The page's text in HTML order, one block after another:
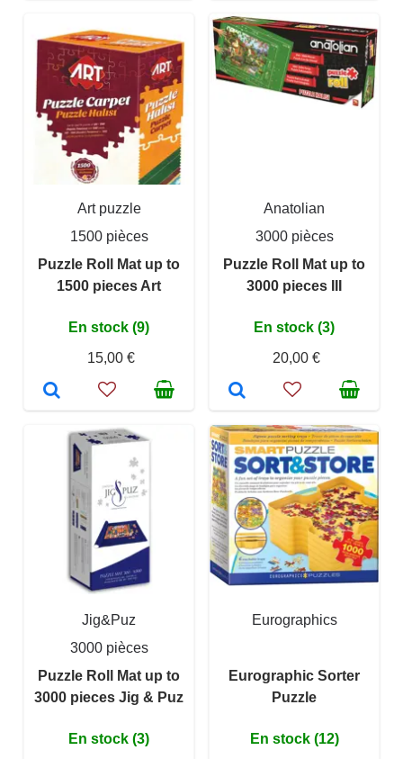
Art puzzle
1500 pièces
Puzzle Roll Mat up to
1500 pieces Art
En stock (9)
15,00 €
Anatolian
3000 pièces
Puzzle Roll Mat up to
3000 pieces III
En stock (3)
20,00 €
Jig&Puz
3000 pièces
Puzzle Roll Mat up to
3000 pieces Jig & Puz
En stock (3)
Eurographics
Eurographic Sorter
Puzzle
En stock (12)